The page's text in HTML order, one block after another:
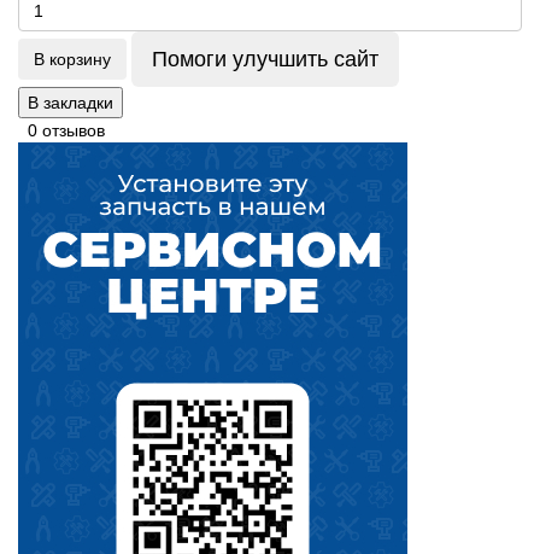
В корзину Помоги улучшить сайт
В закладки
0 отзывов